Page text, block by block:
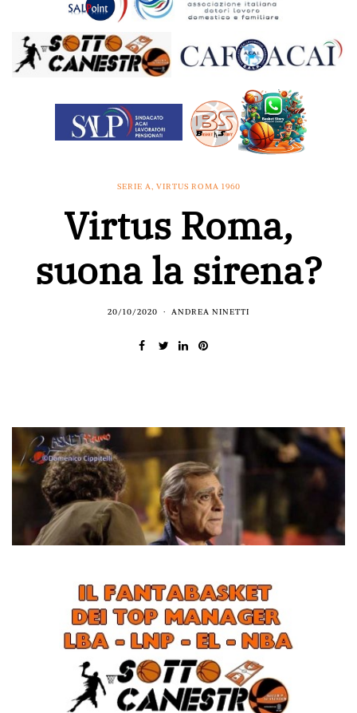
SERIE A, VIRTUS ROMA 1960
Virtus Roma,
suona la sirena?
20/10/2020 ANDREA NINETTI